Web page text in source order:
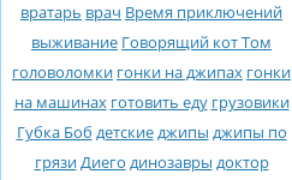
вратарь врач Время приключений
выживание Говорящий кот Том
головоломки гонки на джипах гонки
на машинах готовить еду грузовики
Губка Боб детскиеджипы джипы по
грязиДиего динозавры доктор